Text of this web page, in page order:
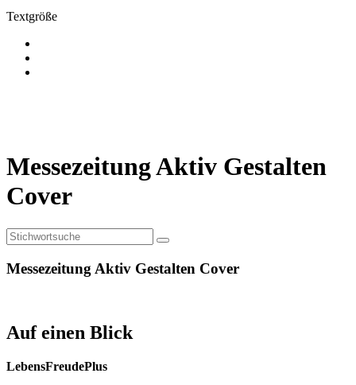
Textgröße
Messezeitung Aktiv Gestalten
Cover
Messezeitung Aktiv Gestalten Cover
Auf einen Blick
LebensFreudePlus